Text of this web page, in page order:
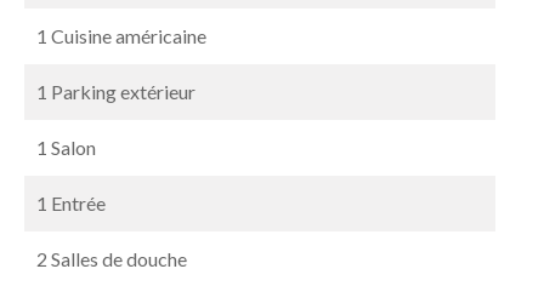
1 Cuisine américaine
1 Parking extérieur
1 Salon
1 Entrée
2 Salles de douche